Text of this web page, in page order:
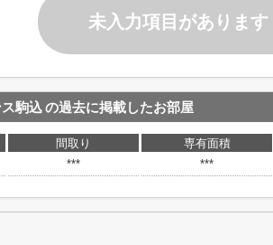
未入力項目があります
駒込の過去に掲載したお部屋
間取り 専有面積
*** ***